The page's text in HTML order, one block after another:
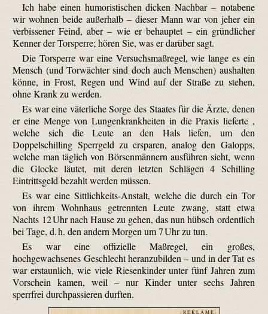
Ich habe einen humoristischen dicken Nachbar – notabene
wir wohnen beide außerhalb – dieser Mann war von jeher ein
verbissener Feind, aber – wie er behauptet – ein gründlicher
Kenner der Torsperre; hören Sie, was er darüber sagt.
Die Torsperre war eine Versuchsmaßregel, wie lange es ein
Mensch (und Torwächter sind doch auch Menschen) aushalten
könne, in Frost, Regen und Wind auf der Straße zu stehen,
ohne Krank zu werden.
Es war eine väterliche Sorge des Staates für die Ärzte, denen
er eine Menge von Lungenkrankheiten in die Praxis lieferte ,
welche sich die Leute an den Hals liefen, um den
Doppelschilling Sperrgeld zu ersparen, analog den Galopps,
welche man täglich von Börsenmännern ausführen sieht, wenn
die Glocke läutet, mit deren letzten Schlägen 4 Schilling
Eintrittsgeld bezahlt werden müssen.
Es war eine Sittlichkeits-Anstalt, welche die durch ein Tor
von ihrem Wohnhaus getrennten Leute zwang, statt etwa
Nachts 12 Uhr nach Hause zu gehen, das nun hübsch ordentlich
bei Tage, d. h. den andern Morgen um 7 Uhr zu tun.
Es war eine offizielle Maßregel, ein großes,
hochgewachsenes Geschlecht heranzubilden – und in der Tat es
war erstaunlich, wie viele Riesenkinder unter fünf Jahren zum
Vorschein kamen, weil – nur Kinder unter sechs Jahren
sperrfrei durchpassieren durften.
- R E K L A M E -